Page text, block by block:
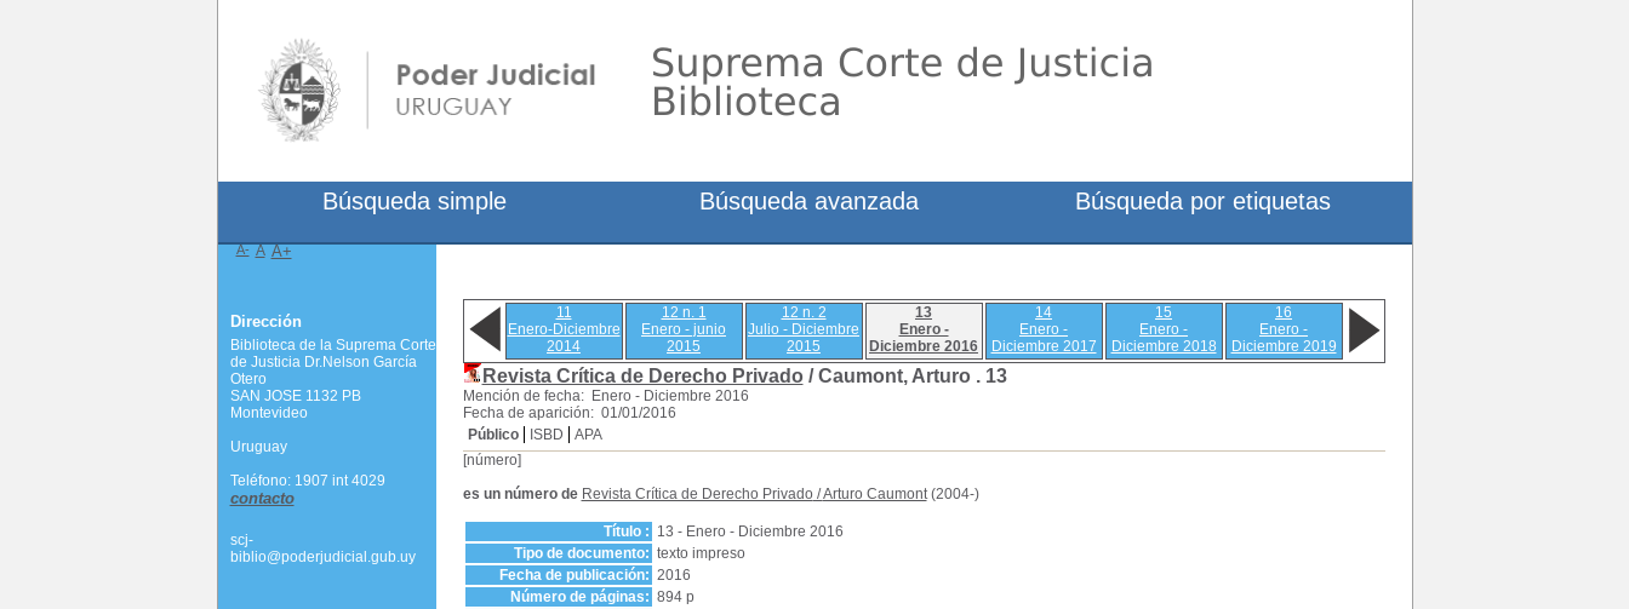
11
Enero-Diciembre
2014
12 n. 1
Enero - junio
2015
12 n. 2
Julio - Diciembre
2015
13
Enero -
Diciembre 2016
14
Enero -
Diciembre 2017
15
Enero -
Diciembre 2018
16
Enero -
Diciembre 2019
Revista Crítica de Derecho Privado / Caumont, Arturo . 13
Mención de fecha: Enero - Diciembre 2016
Fecha de aparición: 01/01/2016
Público
ISBD
APA
[número]
es un número de Revista Crítica de Derecho Privado/Arturo Caumont(2004-)
Título : 13 - Enero - Diciembre 2016
Tipo de documento: texto impreso
Fecha de publicación: 2016
Número de páginas: 894 p
Búsqueda simple Búsqueda avanzada Búsqueda por etiquetas
A- A A+
Dirección
Biblioteca de la Suprema Corte
de Justicia Dr.Nelson García
Otero
SAN JOSE 1132 PB
Montevideo
Uruguay
Teléfono: 1907 int 4029
contacto
scj-
biblio@poderjudicial.gub.uy